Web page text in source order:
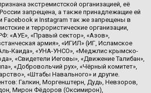
экстремистской организацией, её
запрещена, а также принадлежащие ей
Facebook и Instagram так же запрещены в
и террористические организации,
«АУЕ», «Правый сектор», «Азов»,
армия», «ИГИЛ» (ИГ, Исламское
Каида», «УНА-УНСО», «Меджлис крымско-
«Свидетели Иеговы», «Движение Талибан»,
«Добровольчий рух», «Чёрный комитет»,
«Штабы Навального» и другие.
Галкин, Моргенштерн, Дудь, Невзоров,
Мирон Фёдоров (Оксимирон),